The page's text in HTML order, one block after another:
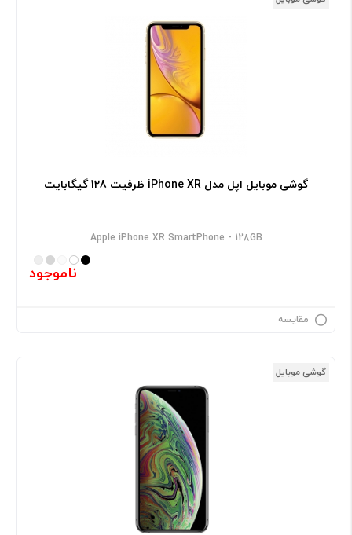
گوشی موبایل اپل مدل iPhone XR ظرفیت 128 گیگابایت
Apple iPhone XR SmartPhone - 128GB
ناموجود
مقایسه
گوشی موبایل